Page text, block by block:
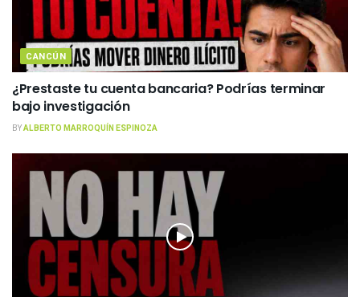
CANCÚN
¿Prestaste tu cuenta bancaria? Podrías terminar
bajo investigación
BYALBERTO MARROQUÍN ESPINOZA